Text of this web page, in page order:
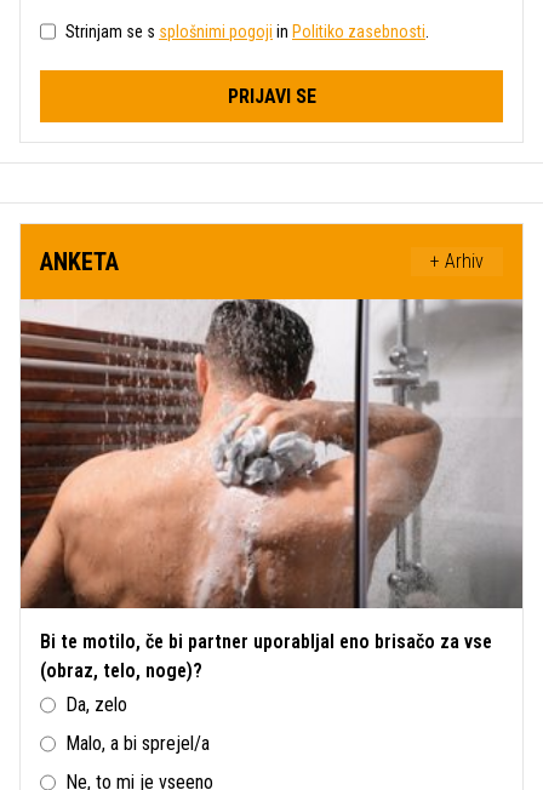
Strinjam se s splošnimi pogoji in Politiko zasebnosti
PRIJAVI SE
ANKETA + Arhiv
Bi te motilo, če bi partner uporabljal eno brisačo za vse
(obraz, telo, noge)?
Da, zelo
Malo, a bi sprejel/a
Ne, to mi je vseeno